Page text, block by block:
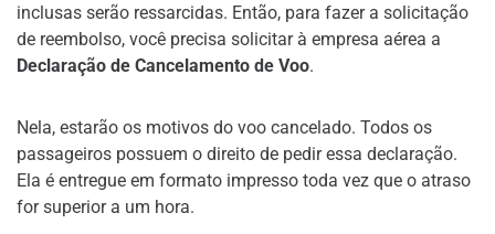
inclusas serão ressarcidas. Então, para fazer a solicitação
de reembolso, você precisa solicitar à empresa aérea a
Declaração de Cancelamento de Voo.
Nela, estarão os motivos do voo cancelado. Todos os
passageiros possuem o direito de pedir essa declaração.
Ela é entregue em formato impresso toda vez que o atraso
for superior a um hora.